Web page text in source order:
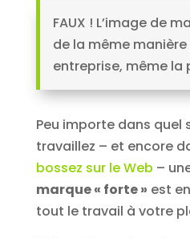
FAUX ! L’image de
de la même
entreprise, même la
Peu importe dans quel
travaillez – et encore
bossez sur le Web –
marque « forte » est
tout le travail à votre